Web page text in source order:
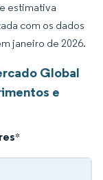
estimativa
com os dados
janeiro de 2026.
Global
e
*